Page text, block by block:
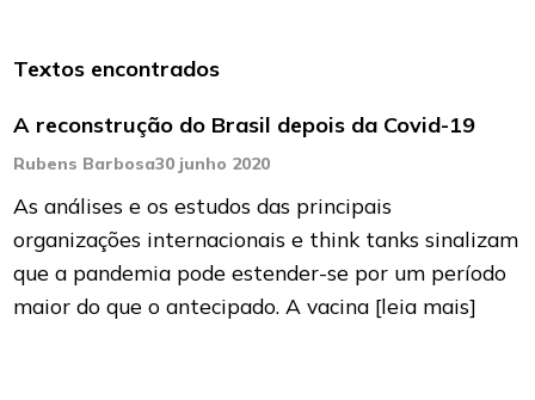
Textos encontrados
A reconstrução do Brasil depois da Covid-19
Rubens Barbosa30 junho 2020
As análises e os estudos das principais
organizações internacionais e think tanks sinalizam
que a pandemia pode estender-se por um período
maior do que o antecipado. A vacina [leia mais]